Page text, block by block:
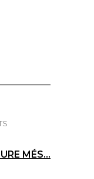
MÉS...